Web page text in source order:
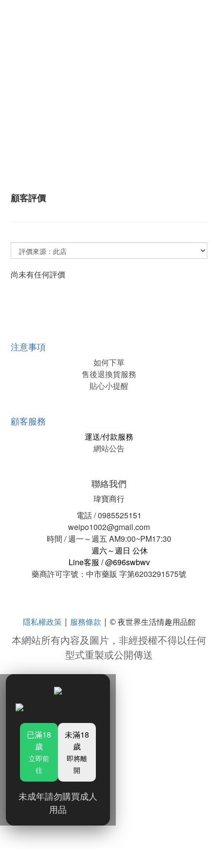
顧客評價
尚未有任何評價
注意事項
如何下單
售後退換貨服務
貼心小提醒
顧客服務
運送/付款服務
網站公告
聯絡我們
瑋寶商行
電話 / 0985525151
weipo1002@gmail.com
時間 / 週一～週五 AM9:00~PM17:30
週六～週日 公休
Line客服 / @696swbwv
藥商許可字號：中市藥販 字第6203291575號
隱私權政策| 服務條款 | © 夜世界生活情趣用品館
本網站所有內容及圖片，非經授權不得以任何
型式重製或公開傳送
已滿18
歲
立即前
往
未滿18
歲
即將離
開
未成年請勿購買成人
用品